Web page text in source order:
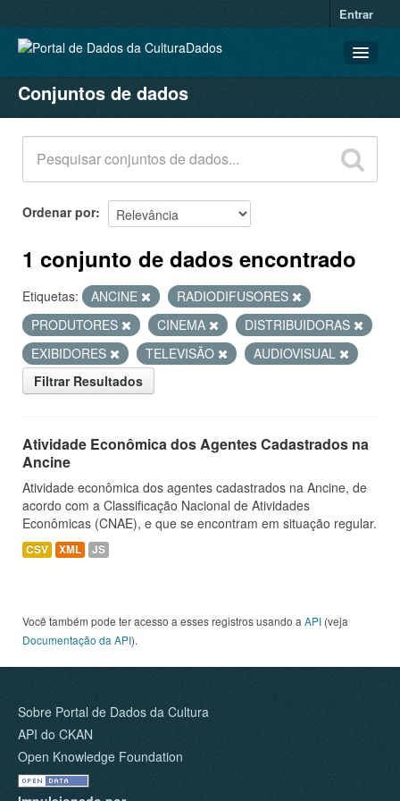
Entrar
CONJUNTOS DE DADOS
ORGANIZAÇÕES
GRUPOS
SOBRE
Conjuntos de dados
Ordenar por
1 conjunto de dados encontrado
Etiquetas: ANCINE
RADIODIFUSORES
PRODUTORES
CINEMA
DISTRIBUIDORAS
EXIBIDORES
TELEVISÃO
AUDIOVISUAL
Filtrar Resultados
Atividade Econômica dos Agentes Cadastrados na
Ancine
Atividade econômica dos agentes cadastrados na Ancine, de
acordo com a Classificação Nacional de Atividades
Econômicas (CNAE), e que se encontram em situação regular.
CSV XML JS
Você também pode ter acesso a esses registros usando a API (veja
Documentação da API).
Sobre Portal de Dados da Cultura
API do CKAN
Open Knowledge Foundation